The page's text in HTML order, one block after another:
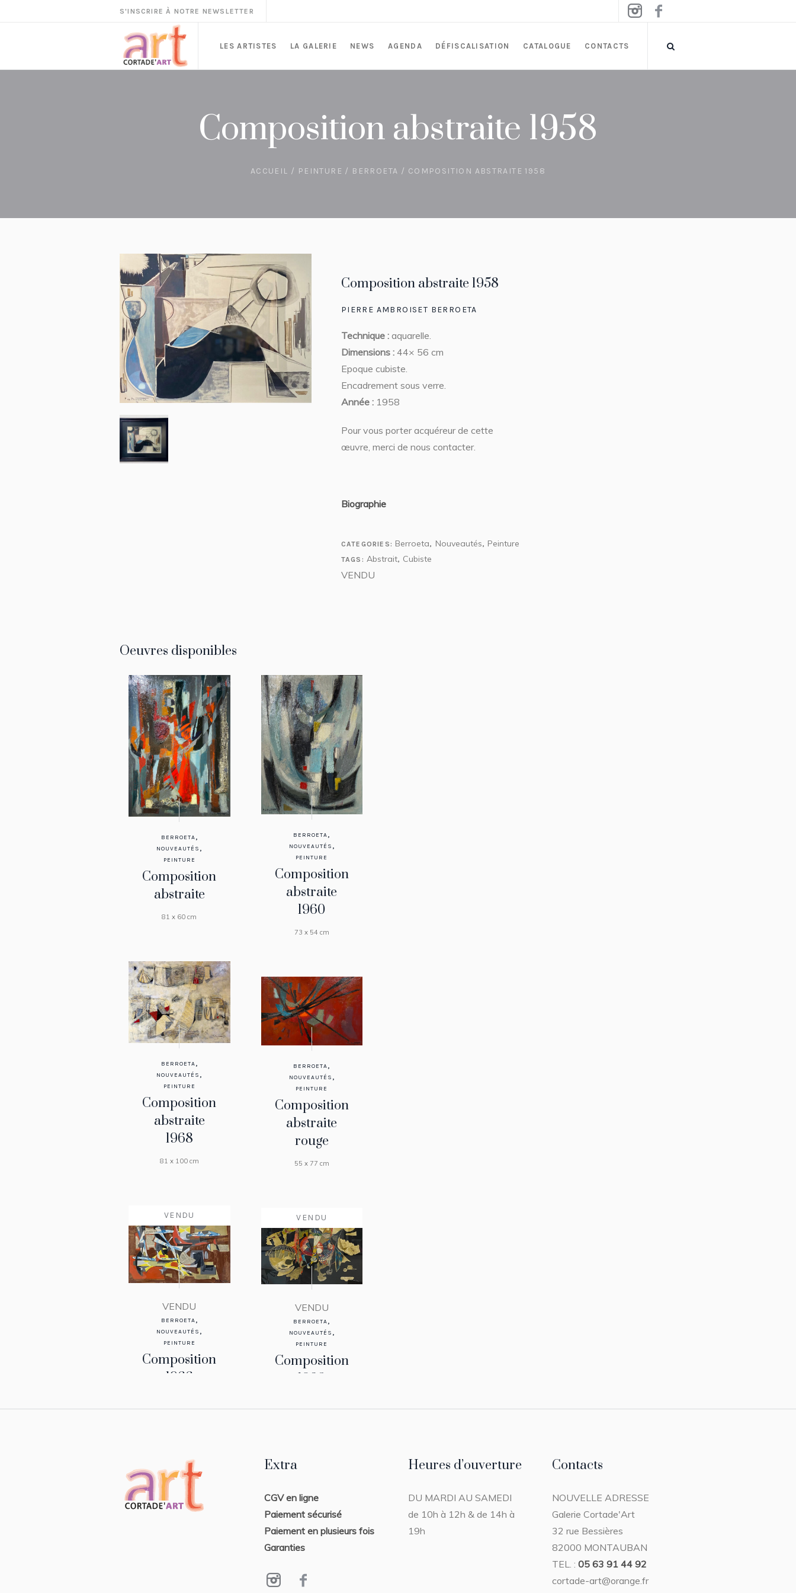
S'INSCRIRE À NOTRE NEWSLETTER
LES ARTISTES LA GALERIE NEWS AGENDA DÉFISCALISATION CATALOGUE CONTACTS
Composition abstraite 1958
ACCUEIL / PEINTURE / BERROETA / COMPOSITION ABSTRAITE 1958
Composition abstraite 1958
PIERRE AMBROISET BERROETA
Technique : aquarelle.
Dimensions :44× 56 cm
Epoque cubiste.
Encadrement sous verre.
Année : 1958
Pour vous porter acquéreur de cette
œuvre, merci de nous contacter.
Biographie
CATEGORIES: Berroeta, Nouveautés, Peinture
TAGS: Abstrait, Cubiste
VENDU
Oeuvres disponibles
BERROETA,
NOUVEAUTÉS ,
PEINTURE
Composition
abstraite
81 x 60 cm
BERROETA,
NOUVEAUTÉS ,
PEINTURE
Composition
abstraite
1960
73 x 54 cm
BERROETA,
NOUVEAUTÉS ,
PEINTURE
Composition
abstraite
1968
81 x 100 cm
BERROETA,
NOUVEAUTÉS ,
PEINTURE
Composition
abstraite
rouge
55 x 77 cm
VENDU
VENDU
BERROETA,
NOUVEAUTÉS ,
PEINTURE
Composition
1966
VENDU
VENDU
BERROETA,
NOUVEAUTÉS ,
PEINTURE
Composition
Extra
CGV en ligne
Paiement sécurisé
Paiement en plusieurs fois
Garanties
Heures d’ouverture
DU MARDI AU SAMEDI
de 10h à 12h & de 14h à
19h
Contacts
NOUVELLE ADRESSE
Galerie Cortade'Art
32 rue Bessières
82000 MONTAUBAN
TEL. : 05 63 91 44 92
cortade-art@orange.fr